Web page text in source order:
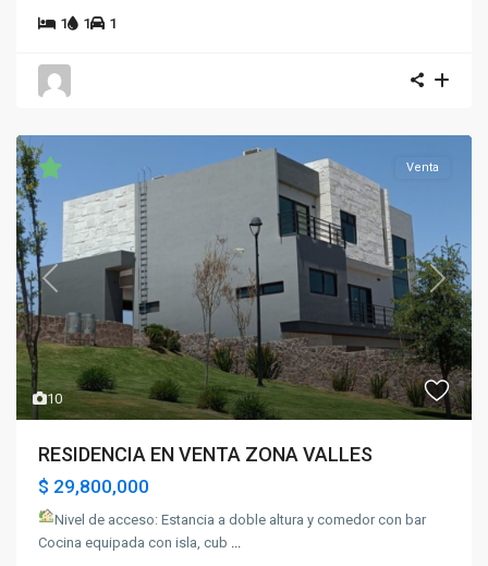
1 1 1
10
Previous Next
Venta
RESIDENCIA EN VENTA ZONA VALLES
$ 29,800,000
Nivel de acceso: Estancia a doble altura y comedor con bar
Cocina equipada con isla, cub ...